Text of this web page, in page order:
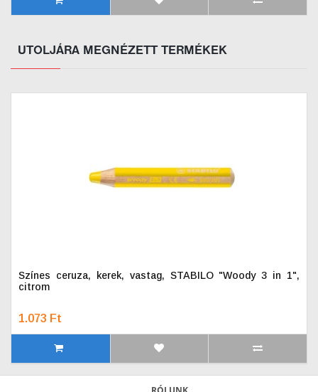
UTOLJÁRA MEGNÉZETT TERMÉKEK
Színes ceruza, kerek, vastag, STABILO "Woody 3 in 1",
citrom
1.073 Ft